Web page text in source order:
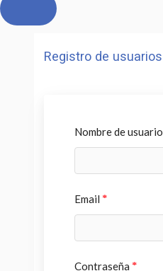
Registro de usuarios
Nombre de usuario
Email *
Contraseña *